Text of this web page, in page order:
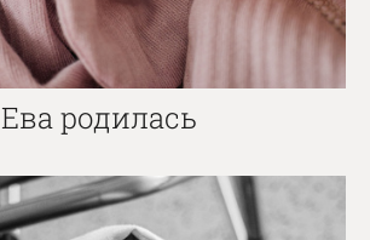
Ева родилась